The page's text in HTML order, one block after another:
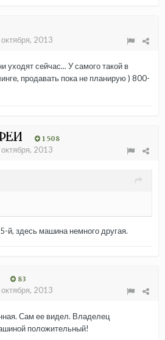
2013
уходят сейчас... У самого такой в
продавать пока не планирую ) 800-
1 508
2013
й, здесь машина немного другая.
83
2013
Сам ее видел. Владелец
положительный!